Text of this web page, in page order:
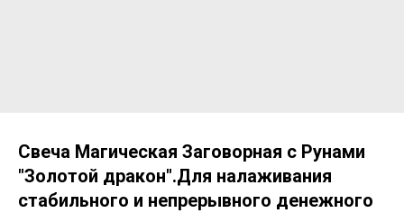
Свеча Магическая Заговорная с Рунами
"Золотой дракон".Для налаживания
стабильного и непрерывного денежного